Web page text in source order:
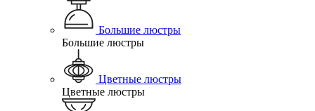
Большие люстры
Большие люстры
Цветные люстры
Цветные люстры